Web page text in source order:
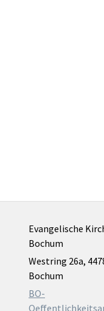
Evangelische
Bochum
Westring 26a,
Bochum
BO-